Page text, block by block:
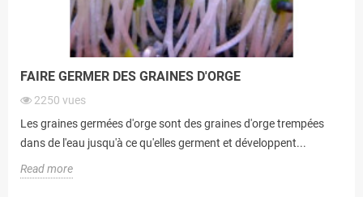
FAIRE GERMER DES GRAINES D'ORGE
2250 vues
Les graines germées d'orge sont des graines d'orge trempées
dans de l'eau jusqu'à ce qu'elles germent et développent...
Read more